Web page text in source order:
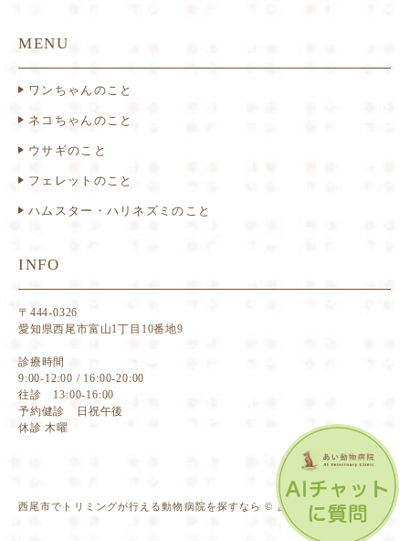
MENU
ワンちゃんのこと
ネコちゃんのこと
ウサギのこと
フェレットのこと
ハムスター・ハリネズミのこと
INFO
〒444-0326
愛知県西尾市富山1丁目10番地9
診療時間
9:00-12:00 / 16:00-20:00
往診 13:00-16:00
予約健診 日祝午後
休診 木曜
西尾市でトリミングが行える動物病院を探すなら © あい動物病院